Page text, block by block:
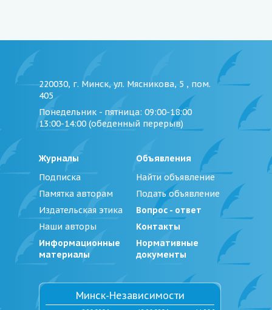
220030, г. Минск, ул. Мясникова, 5 , пом.
405
Понедельник - пятница: 09:00-18:00
13:00-14:00 (обеденный перерыв)
Журналы
Подписка
Памятка авторам
Издательская этика
Наши авторы
Информационные
материалы
Объявления
Найти объявление
Подать объявление
Вопрос - ответ
Контакты
Нормативные
документы
Минск-Независимости